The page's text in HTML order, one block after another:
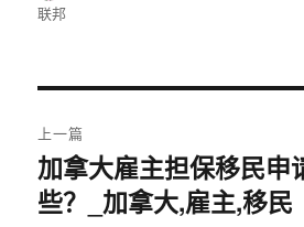
联邦
章
导
上一篇
上
篇
加拿大雇主担保移民申
些？_加拿大,雇主,移民